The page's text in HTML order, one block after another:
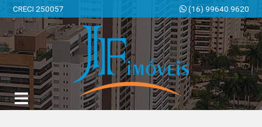
CRECI 250057 (16) 99640.9620
JF Imóveis | Imobiliária em Ribeirão Preto | SP